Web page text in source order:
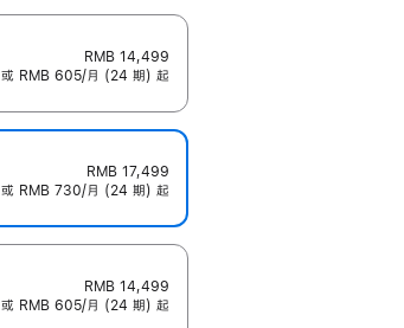
RMB 14,499
或 RMB 605/月 (24 期) 起
RMB 17,499
或 RMB 730/月 (24 期) 起
RMB 14,499
或 RMB 605/月 (24 期) 起